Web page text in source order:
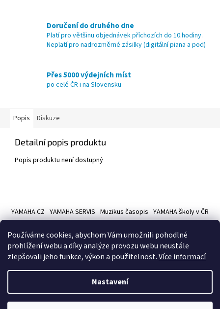
Používáme cookies, abychom Vám umožnili pohodlné
prohlížení webu a díky analýze provozu webu neustále
zlepšovali jeho funkce, výkon a použitelnost.Více informací
Nastavení
Doručení do druhého dne
Platí pro většinu objednávek příchozích do 10.hodiny.
Neplatí pro nadrozměrné zásilky (digitální piana a pod)
Přes 5000 výdejních míst
po celé ČR i na Slovensku
Popis Diskuze
Detailní popis produktu
Popis produktu není dostupný
p
YAMAHA CZ YAMAHA SERVIS Muzikus časopis YAMAHA školy v ČR
Copyright 2026Hudební nástroje YAMAMUSIC. Všechna práva